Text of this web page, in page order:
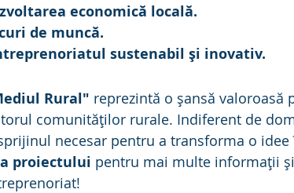
economică locală.
de muncă.
sustenabil și inovativ.
Rural" reprezintă o șansă valoroasă
comunităților rurale. Indiferent de
necesar pentru a transforma o
proiectului pentru mai multe informații